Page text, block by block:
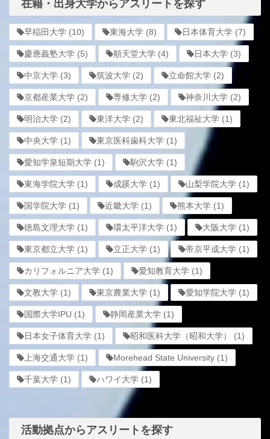
在籍・出身大学からアスリートを探す
早稲田大学 (10) 東海大学 (8) 日本体育大学 (7)
慶應義塾大学 (5) 順天堂大学 (4) 日本大学 (3)
中京大学 (3) 筑波大学 (2) 立命館大学 (2)
京都産業大学 (2) 専修大学 (2) 神奈川大学 (2)
明治大学 (2) 東洋大学 (2) 東北福祉大学 (1)
中央大学 (1) 東京医科歯科大学 (1)
愛知学泉短期大学 (1) 駒沢大学 (1)
東海学院大学 (1) 成蹊大学 (1) 山梨学院大学 (1)
国学院大学 (1) 近畿大学 (1) 熊本大学 (1)
徳島文理大学 (1) 環太平洋大学 (1) 大阪大学 (1)
東京都立大学 (1) 立正大学 (1) 帝京平成大学 (1)
カリフォルニア大学 (1) 愛知教育大学 (1)
文教大学 (1) 東京農業大学 (1) 愛知学院大学 (1)
国際大学IPU (1) 静岡産業大学 (1)
日本女子体育大学 (1) 昭和医科大学（昭和大学） (1)
上海交通大学 (1) Morehead State University (1)
千葉大学 (1) ハワイ大学 (1)
活動拠点からアスリートを探す